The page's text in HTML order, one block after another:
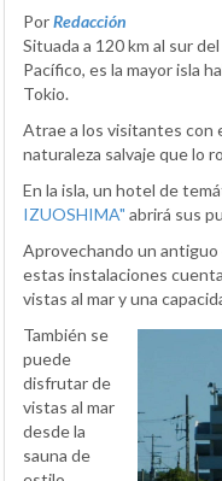
PorRedacción
Situada a 120 km al sur
Pacífico, es la mayor isla
Tokio.
Atrae a los visitantes con
naturaleza salvaje que lo
En la isla, un hotel de
IZUOSHIMA" abrirá sus
Aprovechando un
estas instalaciones
vistas al mar y una
También se
puede
disfrutar de
vistas al mar
desde la
sauna de